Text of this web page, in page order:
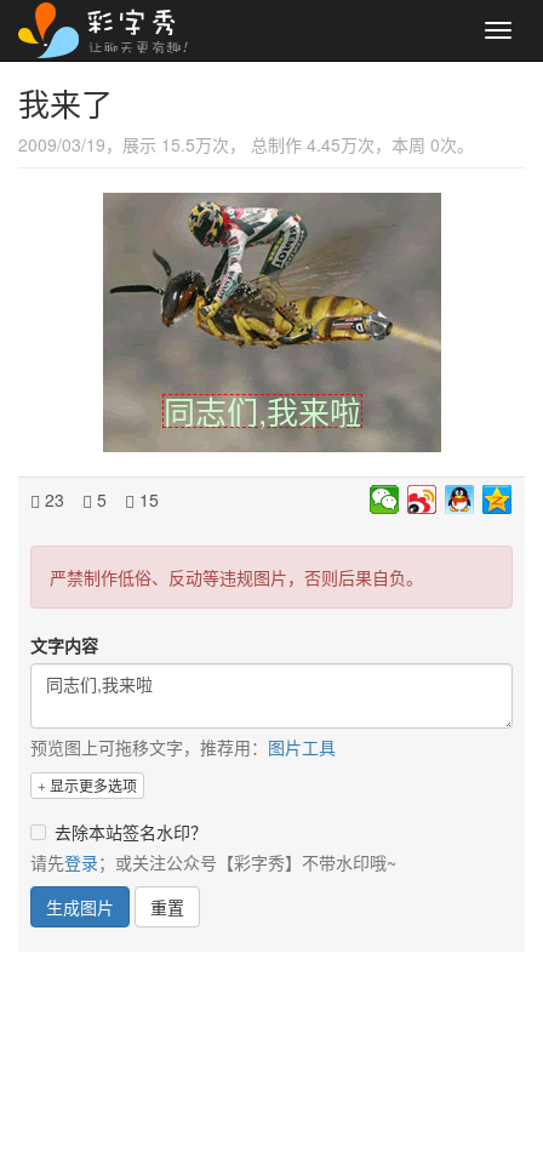
我来了
2009/03/19，展示 15.5万次， 总制作 4.45万次，本周 0次。
23 5 15
严禁制作低俗、反动等违规图片，否则后果自负。
文字内容
预览图上可拖移文字，推荐用： 图片工具
显示更多选项
去除本站签名水印？
请先登录；或关注公众号【彩字秀】不带水印哦~
生成图片
重置
同志们,我来啦